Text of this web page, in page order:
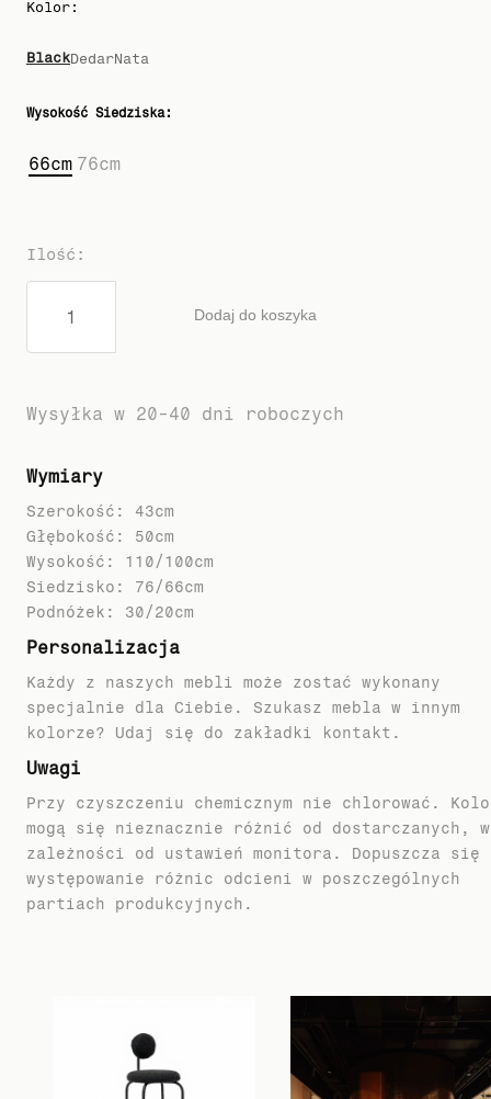
Kolor :
BlackDedarNata
Wysokość Siedziska:
66cm 76cm
Ilość :
Dodaj do koszyka
Wysyłka w 20-40 dni roboczych
Wymiary
Szerokość: 43cm
Głębokość: 50cm
Wysokość: 110/100cm
Siedzisko: 76/66cm
Personalizacja
Każdy z naszych mebli może zostać wykonany
specjalnie dla Ciebie. Szukasz mebla w innym
kolorze? Udaj się do zakładki kontakt.
Uwagi
Przy czyszczeniu chemicznym nie chlorować.
mogą się nieznacznie różnić od dostarczanych, w
zależności od ustawień monitora. Dopuszcza się
występowanie różnic odcieni w poszczególnych
partiach produkcyjnych.